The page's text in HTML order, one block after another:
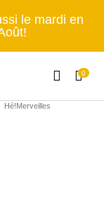
le mardi en
0
Hé!Merveilles